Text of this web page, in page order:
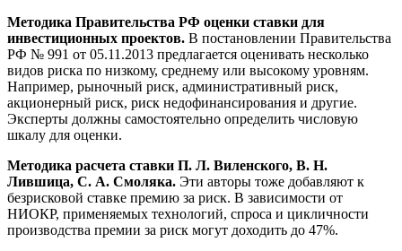
Методика Правительства РФ оценки ставки для
инвестиционных проектов. В постановлении Правительства
РФ № 991 от 05.11.2013 предлагается оценивать несколько
видов риска по низкому, среднему или высокому уровням.
Например, рыночный риск, административный риск,
акционерный риск, риск недофинансирования и другие.
Эксперты должны самостоятельно определить числовую
шкалу для оценки.
Методика расчета ставки П. Л. Виленского, В. Н.
Лившица, С. А. Смоляка. Эти авторы тоже добавляют к
безрисковой ставке премию за риск. В зависимости от
НИОКР, применяемых технологий, спроса и цикличности
производства премии за риск могут доходить до 47%.